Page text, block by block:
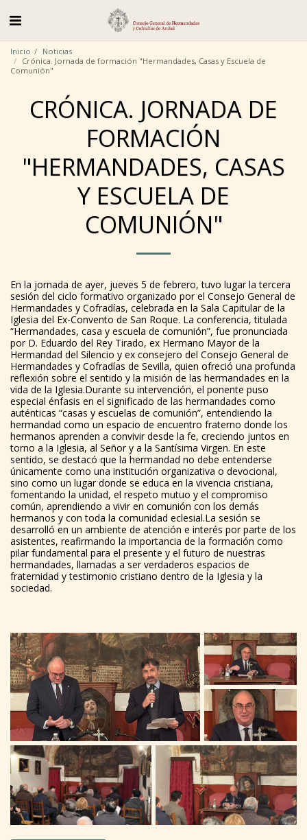
Inicio
Noticias
Crónica. Jornada de formación "Hermandades, Casas y Escuela de
Comunión"
CRÓNICA. JORNADA DE
FORMACIÓN
"HERMANDADES, CASAS
Y ESCUELA DE
COMUNIÓN"
En la jornada de ayer, jueves 5 de febrero, tuvo lugar la tercera
sesión del ciclo formativo organizado por el Consejo General de
Hermandades y Cofradías, celebrada en la Sala Capitular de la
Iglesia del Ex-Convento de San Roque. La conferencia, titulada
“Hermandades, casa y escuela de comunión”, fue pronunciada
por D. Eduardo del Rey Tirado, ex Hermano Mayor de la
Hermandad del Silencio y ex consejero del Consejo General de
Hermandades y Cofradías de Sevilla, quien ofreció una profunda
reflexión sobre el sentido y la misión de las hermandades en la
vida de la Iglesia.Durante su intervención, el ponente puso
especial énfasis en el significado de las hermandades como
auténticas “casas y escuelas de comunión”, entendiendo la
hermandad como un espacio de encuentro fraterno donde los
hermanos aprenden a convivir desde la fe, creciendo juntos en
torno a la Iglesia, al Señor y a la Santísima Virgen. En este
sentido, se destacó que la hermandad no debe entenderse
únicamente como una institución organizativa o devocional,
sino como un lugar donde se educa en la vivencia cristiana,
fomentando la unidad, el respeto mutuo y el compromiso
común, aprendiendo a vivir en comunión con los demás
hermanos y con toda la comunidad eclesial.La sesión se
desarrolló en un ambiente de atención e interés por parte de los
asistentes, reafirmando la importancia de la formación como
pilar fundamental para el presente y el futuro de nuestras
hermandades, llamadas a ser verdaderos espacios de
fraternidad y testimonio cristiano dentro de la Iglesia y la
sociedad.